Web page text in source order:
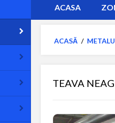
ACASA
ACASĂ /
TEAVA